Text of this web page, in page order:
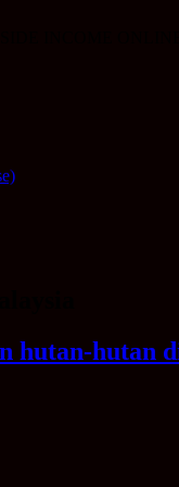
hutan-hutan